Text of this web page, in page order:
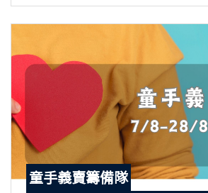
童手義賣籌備隊